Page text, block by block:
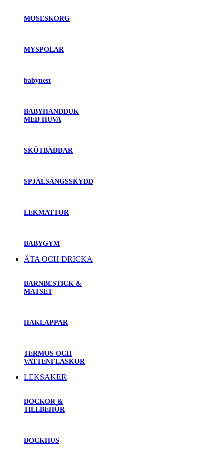
MOSESKORG
MYSPÖLAR
babynest
BABYHANDDUK
MED HUVA
SKÖTBÄDDAR
SPJÄLSÄNGSSKYDD
LEKMATTOR
BABYGYM
ÄTA OCH DRICKA
BARNBESTICK &
MATSET
HAKLAPPAR
TERMOS OCH
VATTENFLASKOR
LEKSAKER
DOCKOR &
TILLBEHÖR
DOCKHUS